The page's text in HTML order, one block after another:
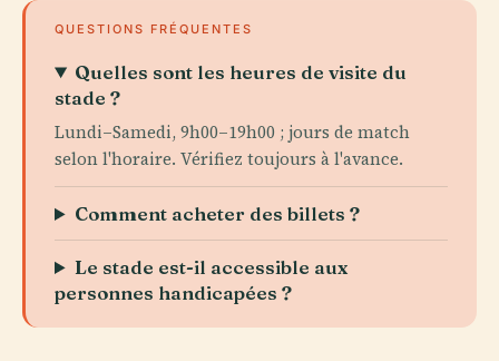
QUESTIONS FRÉQUENTES
Quelles sont les heures de visite du
stade ?
Lundi–Samedi, 9h00–19h00 ; jours de match
selon l'horaire. Vérifiez toujours à l'avance.
Comment acheter des billets ?
Le stade est-il accessible aux
personnes handicapées ?